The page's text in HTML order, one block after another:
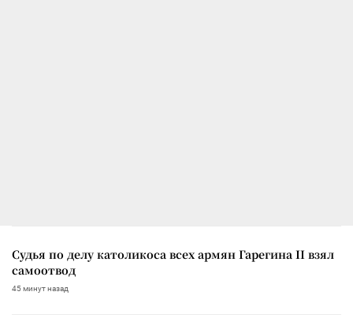
Судья по делу католикоса всех армян Гарегина II взял
самоотвод
45 минут назад